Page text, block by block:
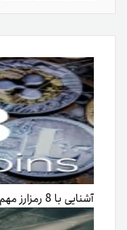
آشنایی با 8 رمزارز مهم به‌غیر از بیت کوین